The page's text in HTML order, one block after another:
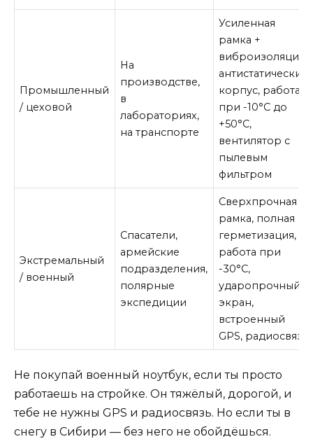
Промышленный
/ цеховой
На
производстве,
в
лабораториях,
на транспорте
Усиленная
рамка +
виброизоляция,
антистатический
корпус, работа
при -10°C до
+50°C,
вентилятор с
пылевым
фильтром
Экстремальный
/ военный
Спасатели,
армейские
подразделения,
полярные
экспедиции
Сверхпрочная
рамка, полная
герметизация,
работа при
-30°C,
ударопрочный
экран,
встроенный
GPS, радиосвязь
Не покупай военный ноутбук, если ты просто
работаешь на стройке. Он тяжёлый, дорогой, и
тебе не нужны GPS и радиосвязь. Но если ты в
снегу в Сибири — без него не обойдёшься.